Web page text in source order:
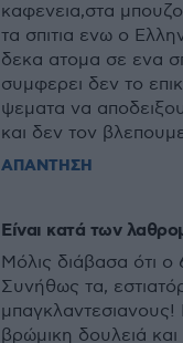
καφενεια,στα
τα σπιτια ενω ο
δεκα ατομα σε ενα
συμφερει δεν το
ψεματα να
και δεν τον
ΑΠΑΝΤΗΣΗ
Είναι κατά των
Μόλις διάβασα ότι
Συνήθως τα,
βρώμικη δουλειά